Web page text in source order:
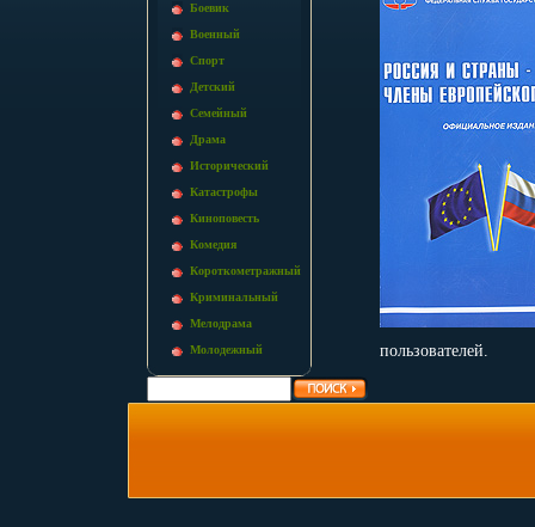
Боевик
Военный
Спорт
Детский
Семейный
Драма
Исторический
Катастрофы
Киноповесть
Комедия
Короткометражный
Криминальный
Мелодрама
Молодежный
пользователей.